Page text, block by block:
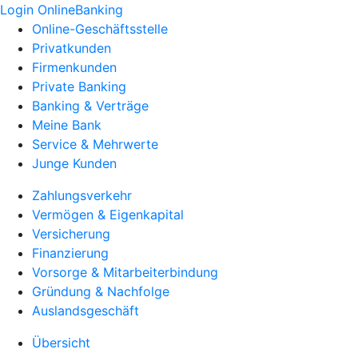
Login OnlineBanking
Online-Geschäftsstelle
Privatkunden
Firmenkunden
Private Banking
Banking & Verträge
Meine Bank
Service & Mehrwerte
Junge Kunden
Zahlungsverkehr
Vermögen & Eigenkapital
Versicherung
Finanzierung
Vorsorge & Mitarbeiterbindung
Gründung & Nachfolge
Auslandsgeschäft
Übersicht